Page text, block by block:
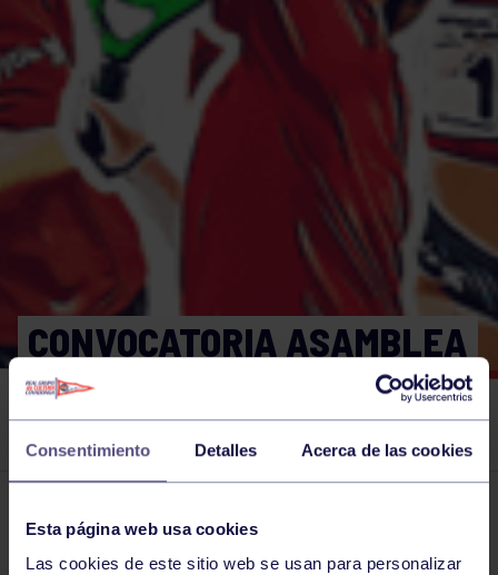
Consentimiento Detalles Acerca de las cookies
Esta página web usa cookies
Las cookies de este sitio web se usan para personalizar
CONVOCATORIA ASAMBLEA
GENERAL
EXTRAORDINARIA
El grupo en prensa
Comparte